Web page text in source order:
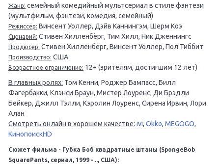
Жанр: семейный комедийный мультсериал в стиле фэнтези
(мультфильм, фэнтези, комедия, семейный)
Режиссёр: Винсент Уоллер, Дэйв Каннингэм, Шерм Коэ
Сценарий: Стивен Хилленбёрг, Тим Хилл, Ник Дженнингс
Продюсер: Стивен Хилленбёрг, Винсент Уоллер, Пол Тиббит
Производство: США
Возрастное ограничение: 12+ (зрителям, достигшим 12 лет)
В главных ролях: Том Кенни, Роджер Бампасс, Билл
Фагербакки, Клэнси Браун, Мистер Лоуренс, Ди Брэдли
Бейкер, Джилл Тэлли, Кэролин Лоуренс, Сирена Ирвин, Лори
Алан
Смотреть онлайн в хорошем качестве: ivi, Okko, MEGOGO,
КинопоискHD
Сюжет фильма - Губка Боб квадратные штаны (SpongeBob
SquarePants, сериал, 1999 - .., США):